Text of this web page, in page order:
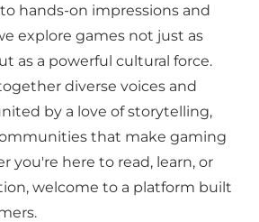
hands-on impressions and
explore games not just as
as a powerful cultural force.
diverse voices and
by a love of storytelling,
that make gaming
you're here to read, learn, or
welcome to a platform built